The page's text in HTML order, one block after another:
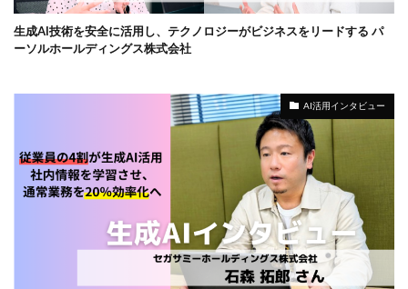
生成AI技術を安全に活用し、テクノロジーがビジネスをリードする パ
ーソルホールディングス株式会社
AI活用インタビュー